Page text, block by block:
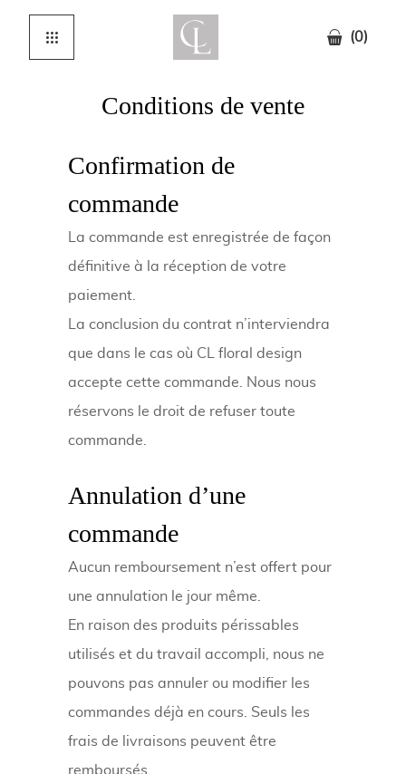
(0)
Conditions de vente
Confirmation de
commande
La commande est enregistrée de façon
définitive à la réception de votre
paiement.
La conclusion du contrat n’interviendra
que dans le cas où CL floral design
accepte cette commande. Nous nous
réservons le droit de refuser toute
commande.
Annulation d’une
commande
Aucun remboursement n’est offert pour
une annulation le jour même.
En raison des produits périssables
utilisés et du travail accompli, nous ne
pouvons pas annuler ou modifier les
commandes déjà en cours. Seuls les
frais de livraisons peuvent être
remboursés.